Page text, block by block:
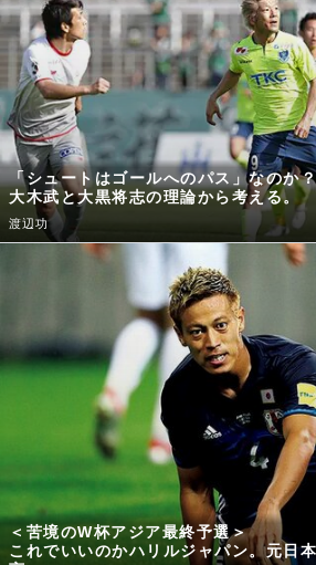
「シュートはゴールへのパス」なのか？
大木武と大黒将志の理論から考える。
渡辺功
＜苦境のW杯アジア最終予選＞
これでいいのかハリルジャパン。元日